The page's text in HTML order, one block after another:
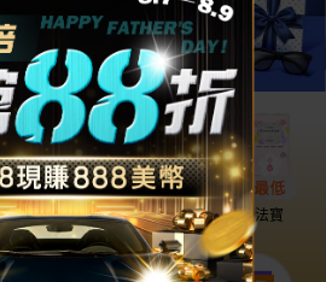
養 盛夏提案 雨天法寶